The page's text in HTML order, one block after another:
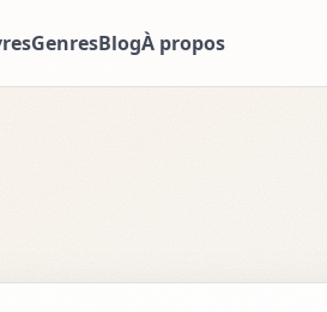
GenresBlogÀ propos